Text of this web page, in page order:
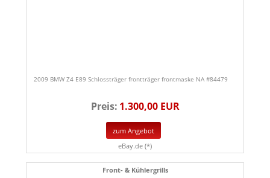
2009 BMW Z4 E89 Schlossträger frontträger frontmaske NA #84479
Preis: 1.300,00 EUR
zum Angebot
eBay.de (*)
Front- & Kühlergrills